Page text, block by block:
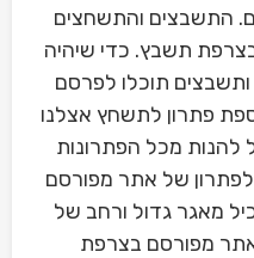
התשבצים והתשחצים
תשבץ. כדי שיהיה
תוכלו לפרסם
פתרון לתשחץ אצלנו
מכל הפתרונות
לפתרון של אתר מפורסם
מאגר גדול ורחב של
אתר מפורסם בצרפת